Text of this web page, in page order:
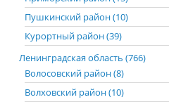
Пушкинский район (10)
Курортный район (39)
Ленинградская область (766)
Волосовский район (8)
Волховский район (10)